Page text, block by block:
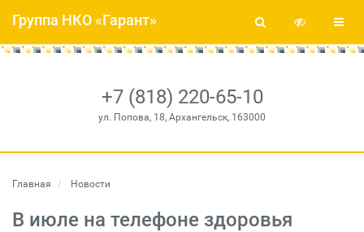
+7 (818) 220-65-10
ул. Попова, 18, Архангельск, 163000
Группа НКО «Гарант»
Главная Новости
В июле на телефоне здоровья